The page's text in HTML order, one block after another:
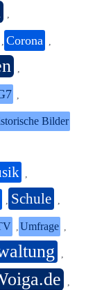
Corona
Bilder
Schule
Umfrage